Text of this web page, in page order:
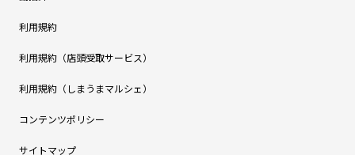
利用規約
利用規約（店頭受取サービス）
利用規約（しまうまマルシェ）
コンテンツポリシー
サイトマップ